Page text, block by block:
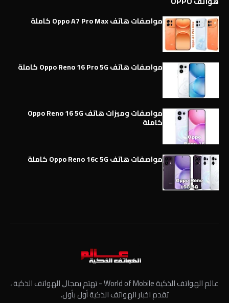
مواصفات هاتف Oppo A7 Pro Max كاملة
مواصفات هاتف Oppo Reno 16 Pro 5G كاملة
مواصفات وميزات هاتف Oppo Reno 16 5G
كاملة
مواصفات هاتف Oppo Reno 16c 5G كاملة
عالم الهواتف الذكية World of Mobile - ﺗﻬﺘﻢ ﺑﻤﺠﺎﻝ الهواتف الذكية ،
تقدم اخبار الهواتف الذكية أول بأول،